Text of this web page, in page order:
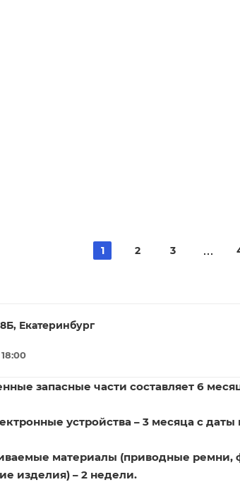
1 2 3
Екатеринбург
запасные части составляет 6
устройства – 3 месяца с
материалы (приводные
изделия) – 2 недели.